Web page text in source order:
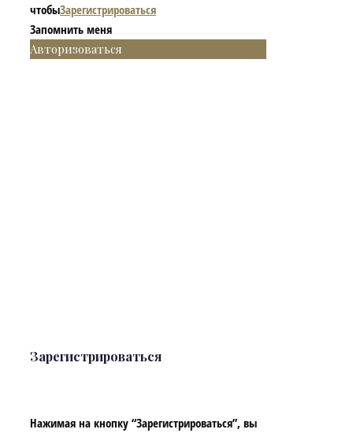
чтобыЗарегистрироваться
Запомнить меня
Авторизоваться
Зарегистрироваться
Нажимая на кнопку “Зарегистрироваться”, вы